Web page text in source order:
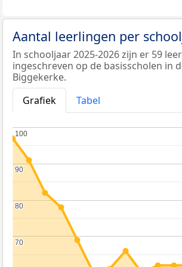
Aantal leerlingen per
In schooljaar 2025-2026 zijn er 59
ingeschreven op de basisscholen in
Biggekerke.
Grafiek
Tabel
70
70
80
80
90
90
100
100